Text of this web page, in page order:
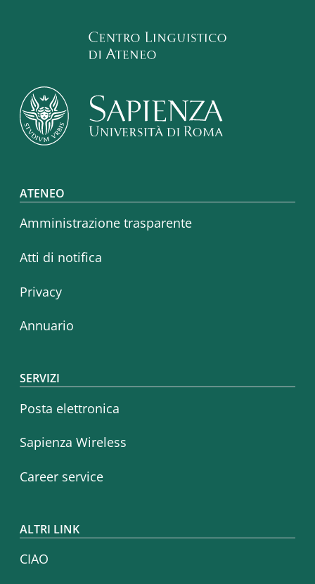
Footer menu
ATENEO
Amministrazione trasparente
Atti di notifica
Privacy
Annuario
SERVIZI
Posta elettronica
Sapienza Wireless
Career service
ALTRI LINK
CIAO